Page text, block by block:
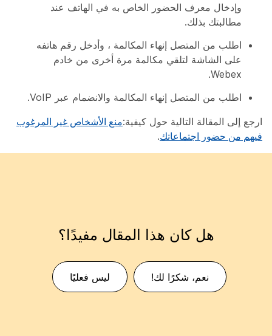
وإدخال معرف الحضور الخاص به في الهاتف عند
مطالبتك بذلك.
اطلب من المتصل إنهاء المكالمة ، وأدخل رقم هاتفه
على الشاشة لتلقي مكالمة مرة أخرى من خادم
Webex.
اطلب من المتصل إنهاء المكالمة والانضمام عبر VoIP.
ارجع إلى المقالة التالية حول كيفية:منع الأشخاص غير المرغوب
فيهم من حضور اجتماعاتك.
هل كان هذا المقال مفيدًا؟
نعم، شكرًا لك! ليس فعليًا